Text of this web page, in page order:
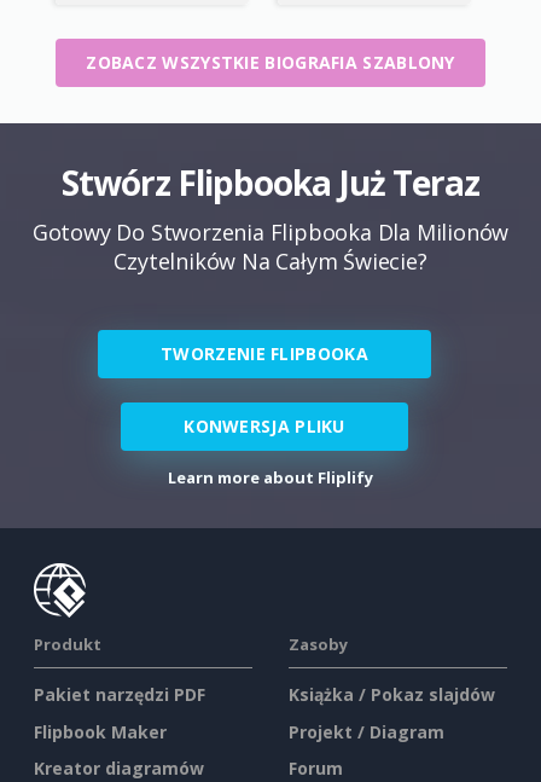
ZOBACZ WSZYSTKIE BIOGRAFIA SZABLONY
Stwórz Flipbooka Już Teraz
Gotowy Do Stworzenia Flipbooka Dla Milionów
Czytelników Na Całym Świecie?
TWORZENIE FLIPBOOKA
KONWERSJA PLIKU
Learn more about Fliplify
Produkt
Pakiet narzędzi PDF
Flipbook Maker
Kreator diagramów
Zasoby
Książka / Pokaz slajdów
Projekt / Diagram
Forum